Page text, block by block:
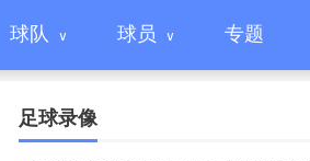
球队 球员 专题
足球录像